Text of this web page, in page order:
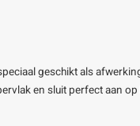
geschikt als
en sluit perfect aan